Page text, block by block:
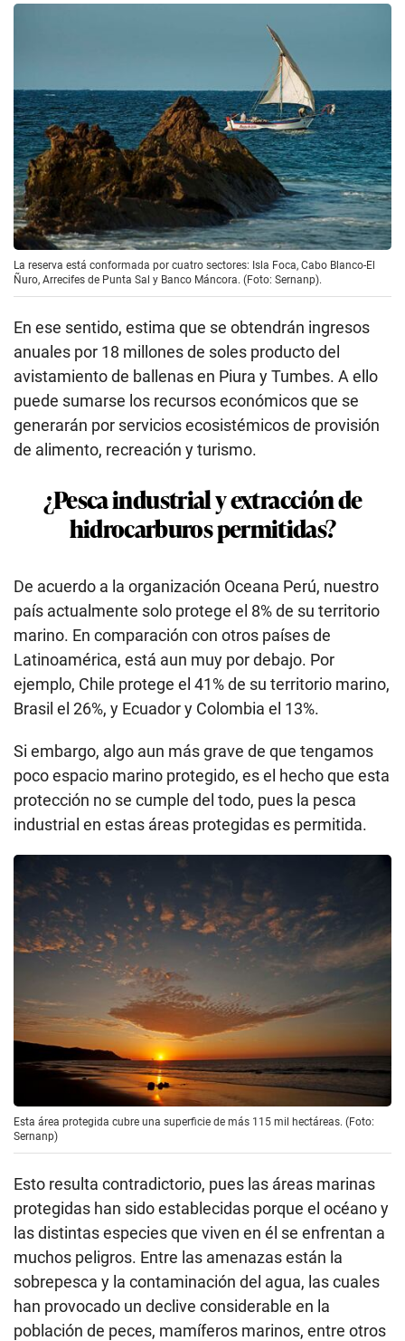
La reserva está conformada por cuatro sectores: Isla Foca, Cabo Blanco-El
Ñuro, Arrecifes de Punta Sal y Banco Máncora. (Foto: Sernanp).
En ese sentido, estima que se obtendrán ingresos
anuales por 18 millones de soles producto del
avistamiento de ballenas en Piura y Tumbes. A ello
puede sumarse los recursos económicos que se
generarán por servicios ecosistémicos de provisión
de alimento, recreación y turismo.
¿Pesca industrial y extracción de
hidrocarburos permitidas?
De acuerdo a la organización Oceana Perú, nuestro
país actualmente solo protege el 8% de su territorio
marino. En comparación con otros países de
Latinoamérica, está aun muy por debajo. Por
ejemplo, Chile protege el 41% de su territorio marino,
Brasil el 26%, y Ecuador y Colombia el 13%.
Si embargo, algo aun más grave de que tengamos
poco espacio marino protegido, es el hecho que esta
protección no se cumple del todo, pues la pesca
industrial en estas áreas protegidas es permitida.
Esta área protegida cubre una superficie de más 115 mil hectáreas. (Foto:
Sernanp)
Esto resulta contradictorio, pues las áreas marinas
protegidas han sido establecidas porque el océano y
las distintas especies que viven en él se enfrentan a
muchos peligros. Entre las amenazas están la
sobrepesca y la contaminación del agua, las cuales
han provocado un declive considerable en la
población de peces, mamíferos marinos, entre otros